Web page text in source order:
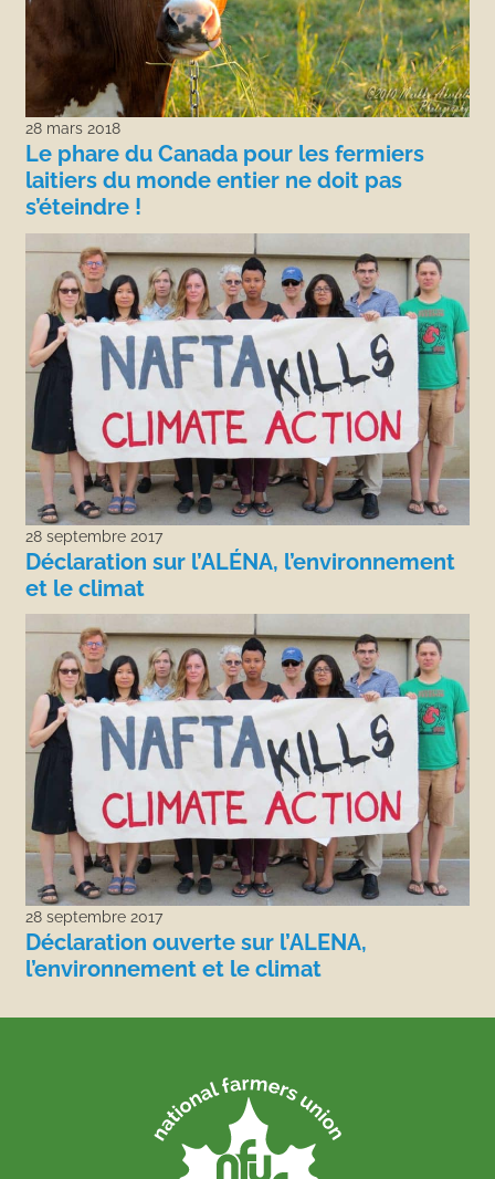
28 mars 2018
Le phare du Canada pour les fermiers
laitiers du monde entier ne doit pas
s’éteindre !
28 septembre 2017
Déclaration sur l’ALÉNA, l’environnement
et le climat
28 septembre 2017
Déclaration ouverte sur l’ALENA,
l’environnement et le climat